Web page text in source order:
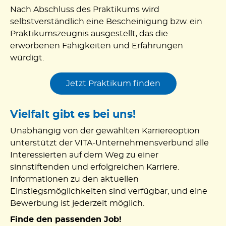
Nach Abschluss des Praktikums wird
selbstverständlich eine Bescheinigung bzw. ein
Praktikumszeugnis ausgestellt, das die
erworbenen Fähigkeiten und Erfahrungen
würdigt.
Jetzt Praktikum finden
Vielfalt gibt es bei uns!
Unabhängig von der gewählten Karriereoption
unterstützt der VITA-Unternehmensverbund alle
Interessierten auf dem Weg zu einer
sinnstiftenden und erfolgreichen Karriere.
Informationen zu den aktuellen
Einstiegsmöglichkeiten sind verfügbar, und eine
Bewerbung ist jederzeit möglich.
Finde den passenden Job!